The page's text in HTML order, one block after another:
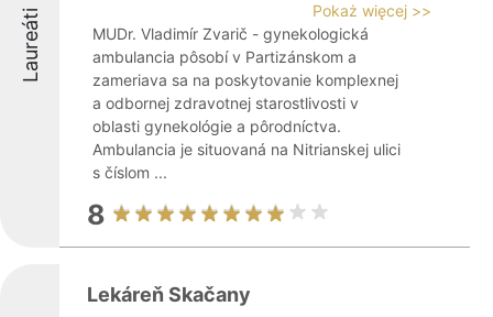
Laureáti
Pokaż więcej >>
MUDr. Vladimír Zvarič - gynekologická
ambulancia pôsobí v Partizánskom a
zameriava sa na poskytovanie komplexnej
a odbornej zdravotnej starostlivosti v
oblasti gynekológie a pôrodníctva.
Ambulancia je situovaná na Nitrianskej ulici
s číslom ...
8
Lekáreň Skačany